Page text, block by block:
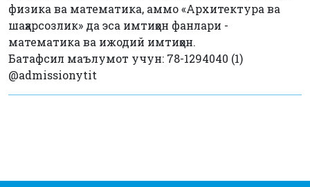
физика ва математика, аммо «Архитектура ва
шаҳарсозлик» да эса имтиҳон фанлари -
математика ва ижодий имтиҳон.
Батафсил маълумот учун: 78-1294040 (1)
@admissionytit